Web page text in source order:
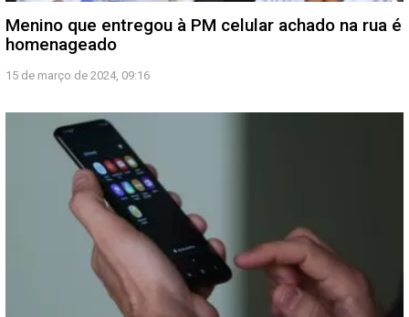
Menino que entregou à PM celular achado na rua é
homenageado
15 de março de 2024, 09:16